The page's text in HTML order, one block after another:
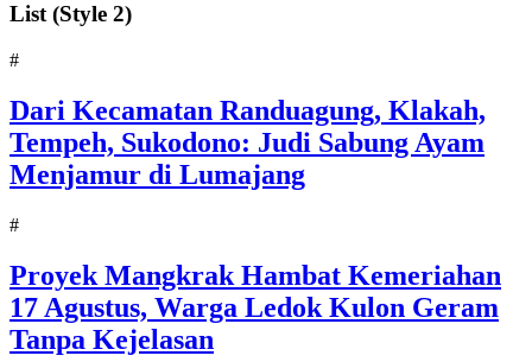
List (Style 2)
#
‎Dari Kecamatan Randuagung, Klakah,
Tempeh, Sukodono: Judi Sabung Ayam
Menjamur di Lumajang
#
‎Proyek Mangkrak Hambat Kemeriahan
17 Agustus, Warga Ledok Kulon Geram
Tanpa Kejelasan